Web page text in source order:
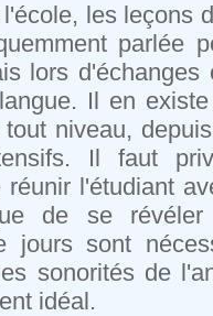
les leçons
parlée
lors
Il en
niveau,
Il faut
réunir l'étudiant
de se
jours sont
sonorités de
idéal.